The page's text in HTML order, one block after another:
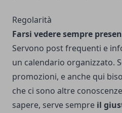
Regolarità
Farsi vedere sempre
Servono post frequenti e
un calendario organizzato.
promozioni, e anche qui
che ci sono altre
sapere, serve sempre il